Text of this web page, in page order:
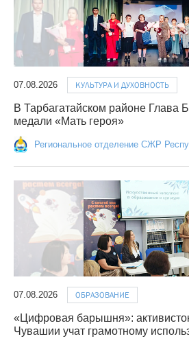
07.08.2026 КУЛЬТУРА И ДУХОВНОСТЬ
В Тарбагатайском районе Глава
медали «Мать героя»
Региональное отделение СЖР
07.08.2026 ОБРАЗОВАНИЕ
«Цифровая барышня»:
Чувашии учат грамотному